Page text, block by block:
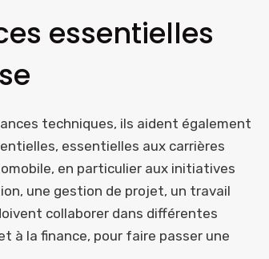
essentielles
techniques, ils aident également
essentielles aux carrières
en particulier aux initiatives
une gestion de projet, un travail
collaborer dans différentes
à la finance, pour faire passer une